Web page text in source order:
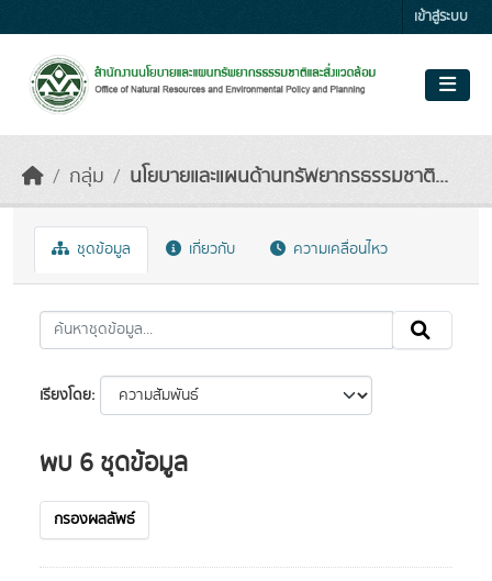
เข้าสู่ระบบ
กลุ่ม นโยบายและแผนด้านทรัพยากรธรรมชาติ...
ชุดข้อมูล เกี่ยวกับ ความเคลื่อนไหว
เรียงโดย
พบ 6 ชุดข้อมูล
กรองผลลัพธ์